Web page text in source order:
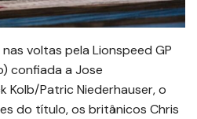
voltas pela Lionspeed GP
confiada a Jose
Kolb/Patric Niederhauser, o
do título, os britânicos Chris